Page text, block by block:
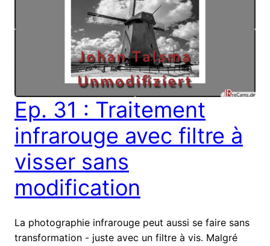
Ep. 31 : Traitement
infrarouge avec filtre à
visser sans
modification
La photographie infrarouge peut aussi se faire sans
transformation - juste avec un filtre à vis. Malgré